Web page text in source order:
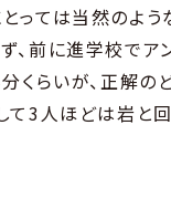
っては当然のよ
、前に進学校でア
くらいが、正解の
て3人ほどは岩と